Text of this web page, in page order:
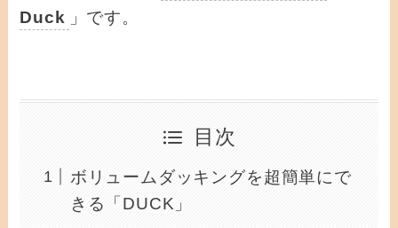
Duck 」です。
目次
ボリュームダッキングを超簡単にで
きる「DUCK」